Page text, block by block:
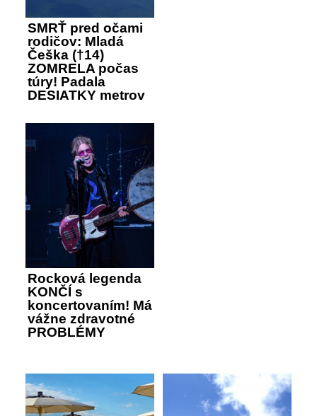
SMRŤ pred očami
rodičov: Mladá
Češka (†14)
ZOMRELA počas
túry! Padala
DESIATKY metrov
Rocková legenda
KONČÍ s
koncertovaním! Má
vážne zdravotné
PROBLÉMY